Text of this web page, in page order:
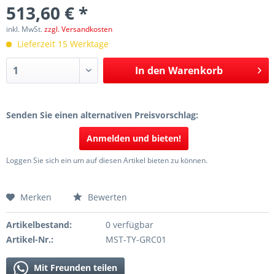
513,60 € *
inkl. MwSt.zzgl. Versandkosten
Lieferzeit 15 Werktage
In den Warenkorb
Senden Sie einen alternativen Preisvorschlag:
Anmelden und bieten!
Loggen Sie sich ein um auf diesen Artikel bieten zu können.
Merken Bewerten
Artikelbestand:
0 verfügbar
Artikel-Nr.:
MST-TY-GRC01
Mit Freunden teilen